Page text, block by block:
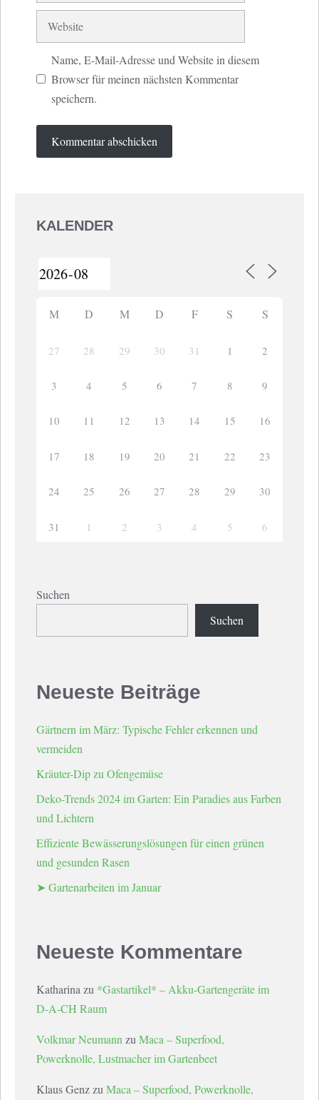
Website
Name, E-Mail-Adresse und Website in diesem
Browser für meinen nächsten Kommentar
speichern.
KALENDER
M D M D F S S
27 28 29 30 31 1 2
3 4 5 6 7 8 9
10 11 12 13 14 15 16
17 18 19 20 21 22 23
24 25 26 27 28 29 30
31 1 2 3 4 5 6
Suchen
Suchen
Neueste Beiträge
Gärtnern im März: Typische Fehler erkennen und
vermeiden
Kräuter-Dip zu Ofengemüse
Deko-Trends 2024 im Garten: Ein Paradies aus Farben
und Lichtern
Effiziente Bewässerungslösungen für einen grünen
und gesunden Rasen
➤ Gartenarbeiten im Januar
Neueste Kommentare
Katharinazu *Gastartikel* – Akku-Gartengeräte im
D-A-CH Raum
Volkmar NeumannzuMaca – Superfood,
Powerknolle, Lustmacher im Gartenbeet
Klaus GenzzuMaca – Superfood, Powerknolle,